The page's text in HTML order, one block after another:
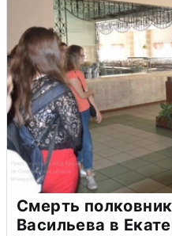
Смерть
Васильева в